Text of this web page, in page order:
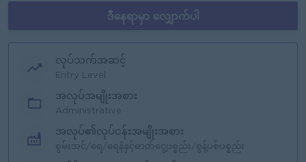
ဒီနေရာမှာ လျှောက်ပါ
လုပ်သက်အဆင့်
Entry Level
အလုပ်အမျိုးအစား
Administrative
အလုပ်၏လုပ်ငန်းအမျိုးအစား
စွမ်းအင်/ရေ/ရေနံနှင့်ဓာတ်ငွေ့ပစ္စည်း/စွန့်ပစ်ပစ္စည်း